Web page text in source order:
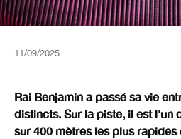
11/09/2025
Rai Benjamin a passé sa vie
distincts. Sur la piste, il est l'un
sur 400 mètres les plus rapides